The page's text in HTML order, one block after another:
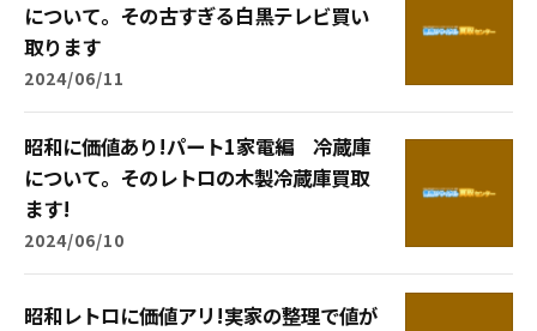
について。その古すぎる白黒テレビ買い
取ります
2024/06/11
昭和に価値あり!パート1家電編 冷蔵庫
について。そのレトロの木製冷蔵庫買取
ます!
2024/06/10
昭和レトロに価値アリ!実家の整理で値が